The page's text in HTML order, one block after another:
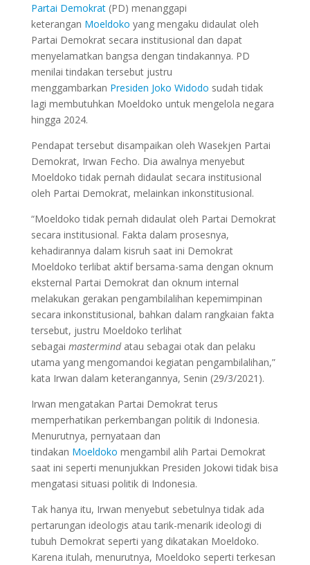
Partai Demokrat(PD) menanggapi
keterangan Moeldoko yang mengaku didaulat oleh
Partai Demokrat secara institusional dan dapat
menyelamatkan bangsa dengan tindakannya. PD
menilai tindakan tersebut justru
menggambarkan Presiden Joko Widodo sudah tidak
lagi membutuhkan Moeldoko untuk mengelola negara
hingga 2024.
Pendapat tersebut disampaikan oleh Wasekjen Partai
Demokrat, Irwan Fecho. Dia awalnya menyebut
Moeldoko tidak pernah didaulat secara institusional
oleh Partai Demokrat, melainkan inkonstitusional.
“Moeldoko tidak pernah didaulat oleh Partai Demokrat
secara institusional. Fakta dalam prosesnya,
kehadirannya dalam kisruh saat ini Demokrat
Moeldoko terlibat aktif bersama-sama dengan oknum
eksternal Partai Demokrat dan oknum internal
melakukan gerakan pengambilalihan kepemimpinan
secara inkonstitusional, bahkan dalam rangkaian fakta
tersebut, justru Moeldoko terlihat
sebagai mastermindatau sebagai otak dan pelaku
utama yang mengomandoi kegiatan pengambilalihan,”
kata Irwan dalam keterangannya, Senin (29/3/2021).
Irwan mengatakan Partai Demokrat terus
memperhatikan perkembangan politik di Indonesia.
Menurutnya, pernyataan dan
tindakan Moeldoko mengambil alih Partai Demokrat
saat ini seperti menunjukkan Presiden Jokowi tidak bisa
mengatasi situasi politik di Indonesia.
Tak hanya itu, Irwan menyebut sebetulnya tidak ada
pertarungan ideologis atau tarik-menarik ideologi di
tubuh Demokrat seperti yang dikatakan Moeldoko.
Karena itulah, menurutnya, Moeldoko seperti terkesan